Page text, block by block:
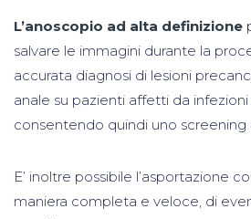
L’anoscopio ad alta definizione
salvare le immagini durante la
accurata diagnosi di lesioni
anale su pazienti affetti da infezioni
consentendo quindi uno screening
E’ inoltre possibile l’asportazione
maniera completa e veloce, di